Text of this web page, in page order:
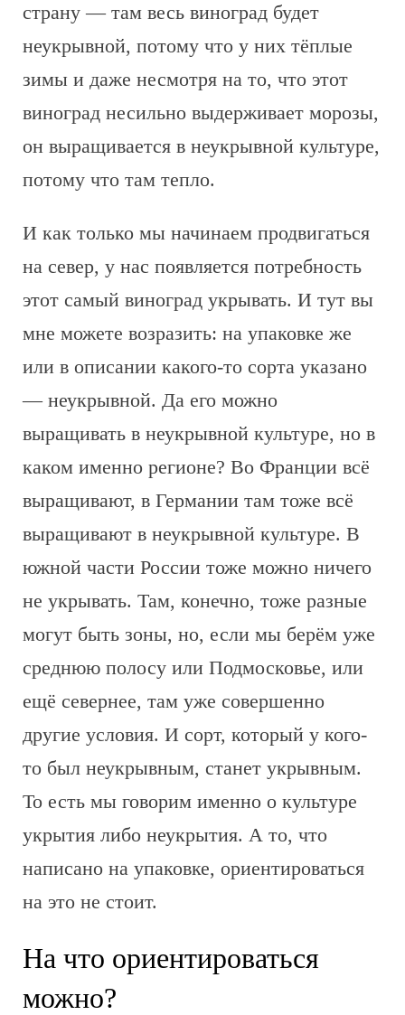
страну — там весь виноград будет
неукрывной, потому что у них тёплые
зимы и даже несмотря на то, что этот
виноград несильно выдерживает морозы,
он выращивается в неукрывной культуре,
потому что там тепло.
И как только мы начинаем продвигаться
на север, у нас появляется потребность
этот самый виноград укрывать. И тут вы
мне можете возразить: на упаковке же
или в описании какого-то сорта указано
— неукрывной. Да его можно
выращивать в неукрывной культуре, но в
каком именно регионе? Во Франции всё
выращивают, в Германии там тоже всё
выращивают в неукрывной культуре. В
южной части России тоже можно ничего
не укрывать. Там, конечно, тоже разные
могут быть зоны, но, если мы берём уже
среднюю полосу или Подмосковье, или
ещё севернее, там уже совершенно
другие условия. И сорт, который у кого-
то был неукрывным, станет укрывным.
То есть мы говорим именно о культуре
укрытия либо неукрытия. А то, что
написано на упаковке, ориентироваться
на это не стоит.
На что ориентироваться
можно?